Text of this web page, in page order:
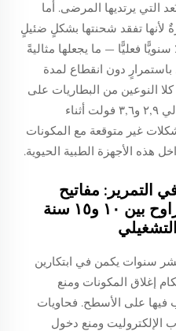
التي يرتديها المرضى. أما
لأنها تفقد شحنتها بشكلٍ ضئيلٍ
مع مرور الزمن — أقل من ١٪ سنويًّا فعليًّا — ما يجعلها مثاليةً
دون انقطاع لمدة
النوعين من البطاريات على
جهدٍ كهربائيٍّ ثابتٍ يتراوح بين حوالي ٢,٩ و٣,٦ فولت أثناء
غير متوقعة مع المكونات
هذه الأجهزة الطبية الحيوية.
التمرير: مفاتيح
لتحقيق عمر افتراضي يتراوح بين ١٠ و١٥ سنة
سنوات يكمن في ابتكارين
إغلاق المكونات ومنع
فيها على الأسطح. فحاويات
الإلكتروليت ومنع دخول